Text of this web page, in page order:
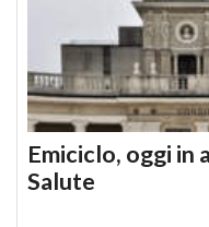
Emiciclo, oggi in
Salute